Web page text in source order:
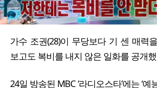
가수 조권(28)이 무당보다 기 센 매력
보고도 복비를 내지 않은 일화를 공개
24일 방송된 MBC ‘라디오스타’에는 ‘